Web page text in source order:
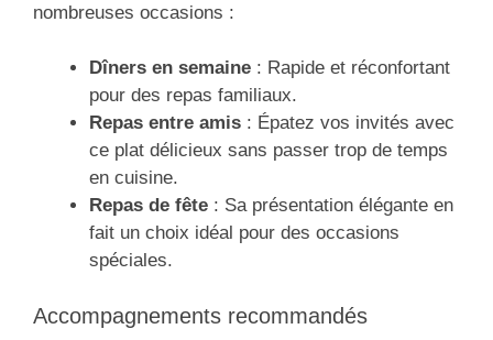
nombreuses occasions :
Dîners en semaine : Rapide et réconfortant
pour des repas familiaux.
Repas entre amis : Épatez vos invités avec
ce plat délicieux sans passer trop de temps
en cuisine.
Repas de fête : Sa présentation élégante en
fait un choix idéal pour des occasions
spéciales.
Accompagnements recommandés